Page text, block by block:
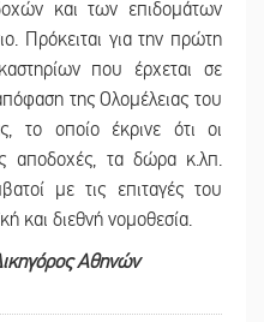
και των επιδομάτων
Πρόκειται για την πρώτη
που έρχεται σε
της Ολομέλειας του
το οποίο έκρινε ότι οι
αποδοχές, τα δώρα κ.λπ.
με τις επιταγές του
και διεθνή νομοθεσία.
Αθηνών